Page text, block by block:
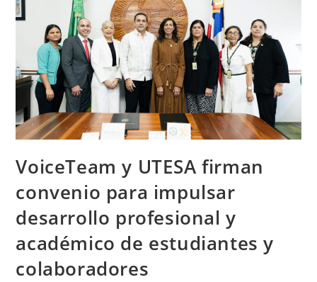
VoiceTeam y UTESA firman
convenio para impulsar
desarrollo profesional y
académico de estudiantes y
colaboradores